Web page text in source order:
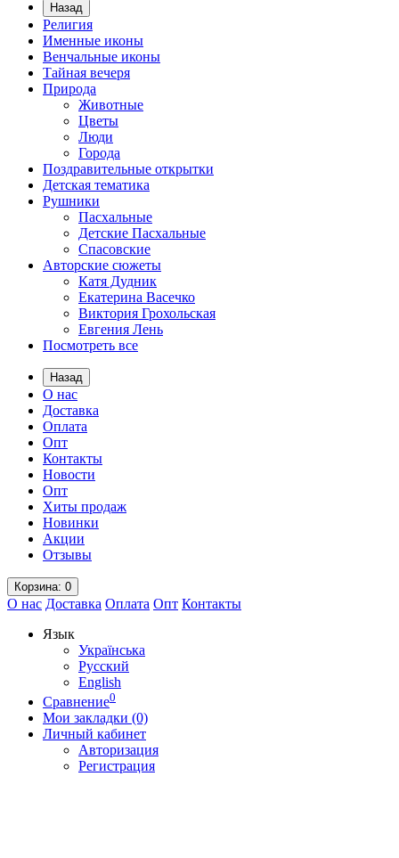
Назад
Религия
Именные иконы
Венчальные иконы
Тайная вечеря
Природа
Животные
Цветы
Люди
Города
Поздравительные открытки
Детская тематика
Рушники
Пасхальные
Детские Пасхальные
Спасовские
Авторские сюжеты
Катя Дудник
Екатерина Васечко
Виктория Грохольская
Евгения Лень
Посмотреть все
Назад
О нас
Доставка
Оплата
Опт
Контакты
Новости
Опт
Хиты продаж
Новинки
Акции
Отзывы
Корзина: 0
О нас Доставка Оплата Опт Контакты
Язык
Українська
Русский
English
Сравнение0
Мои закладки (0)
Личный кабинет
Авторизация
Регистрация